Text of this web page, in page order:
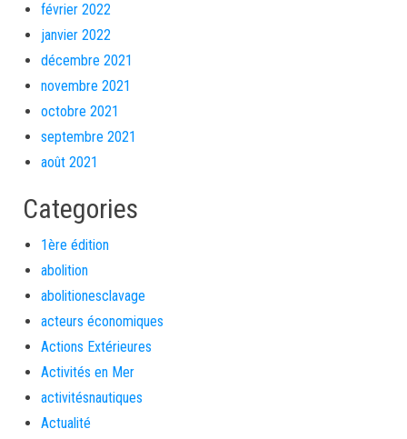
février 2022
janvier 2022
décembre 2021
novembre 2021
octobre 2021
septembre 2021
août 2021
Categories
1ère édition
abolition
abolitionesclavage
acteurs économiques
Actions Extérieures
Activités en Mer
activitésnautiques
Actualité